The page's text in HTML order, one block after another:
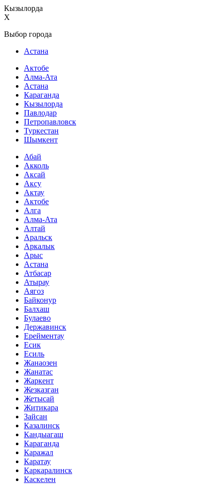
Кызылорда
X
Выбор города
Астана
Актобе
Алма-Ата
Астана
Караганда
Кызылорда
Павлодар
Петропавловск
Туркестан
Шымкент
Абай
Акколь
Аксай
Аксу
Актау
Актобе
Алга
Алма-Ата
Алтай
Аральск
Аркалык
Арыс
Астана
Атбасар
Атырау
Аягоз
Байконур
Балхаш
Булаево
Державинск
Ерейментау
Есик
Есиль
Жанаозен
Жанатас
Жаркент
Жезказган
Жетысай
Житикара
Зайсан
Казалинск
Кандыагаш
Караганда
Каражал
Каратау
Каркаралинск
Каскелен